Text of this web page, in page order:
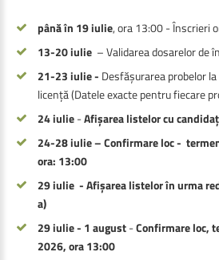
până în 19 iulie, ora 13:00 - Înscrieri
13-20 iulie – Validarea dosarelor de
21-23 iulie - Desfășurarea probelor
licență (Datele exacte pentru fiecare
24 iulie-Afișarea listelor cu
24-28 iulie – Confirmare loc -
ora: 13:00
29 iulie - Afișarea listelor în urma
a)
29 iulie - 1 august-Confirmare loc,
2026, ora 13:00